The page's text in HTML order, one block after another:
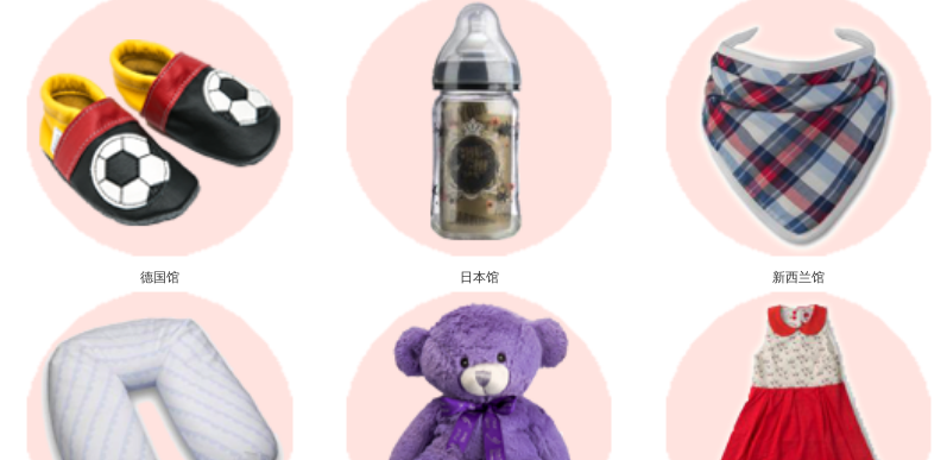
德国馆 日本馆 新西兰馆